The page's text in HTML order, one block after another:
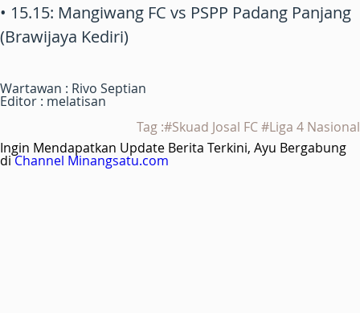
• 15.15: Mangiwang FC vs PSPP Padang Panjang
(Brawijaya Kediri)
Wartawan : Rivo Septian
Editor : melatisan
Tag :#Skuad Josal FC #Liga 4 Nasional
Ingin Mendapatkan Update Berita Terkini, Ayu Bergabung
diChannel Minangsatu.com